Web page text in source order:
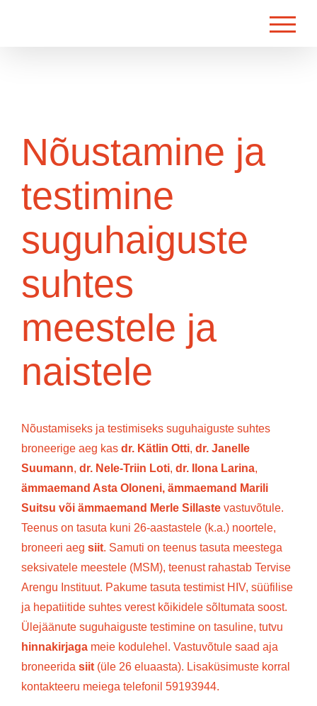
Nõustamine ja
testimine
suguhaiguste
suhtes
meestele ja
naistele
Nõustamiseks ja testimiseks suguhaiguste suhtes
broneerige aeg kas dr. Kätlin Otti, dr. Janelle
Suumann, dr. Nele-Triin Loti, dr. Ilona Larina,
ämmaemand Asta Oloneni, ämmaemand Marili
Suitsu või ämmaemand Merle Sillastevastuvõtule.
Teenus on tasuta kuni 26-aastastele (k.a.) noortele,
broneeri aeg siit. Samuti on teenus tasuta meestega
seksivatele meestele (MSM), teenust rahastab Tervise
Arengu Instituut. Pakume tasuta testimist HIV, süüfilise
ja hepatiitide suhtes verest kõikidele sõltumata soost.
Ülejäänute suguhaiguste testimine on tasuline, tutvu
hinnakirjagameie kodulehel. Vastuvõtule saad aja
broneerida siit(üle 26 eluaasta). Lisaküsimuste korral
kontakteeru meiega telefonil 59193944.